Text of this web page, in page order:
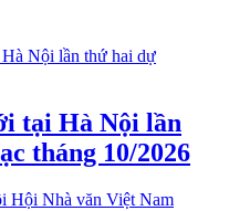
tại Hà Nội lần
tháng 10/2026